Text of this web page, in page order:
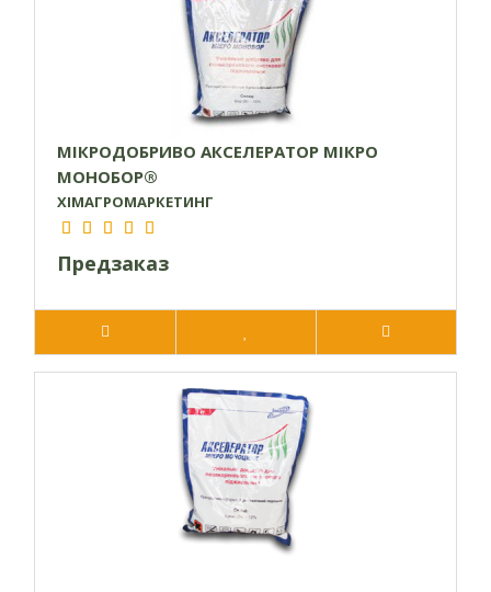
МІКРОДОБРИВО АКСЕЛЕРАТОР МІКРО
МОНОБОР®
ХІМАГРОМАРКЕТИНГ
Предзаказ